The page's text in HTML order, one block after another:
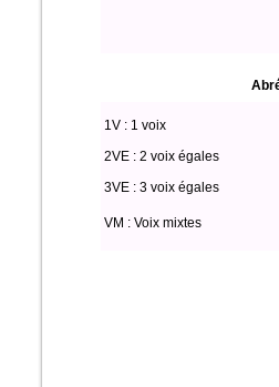
1V : 1 voix
2VE : 2 voix égales
3VE : 3 voix égales
VM : Voix mixtes